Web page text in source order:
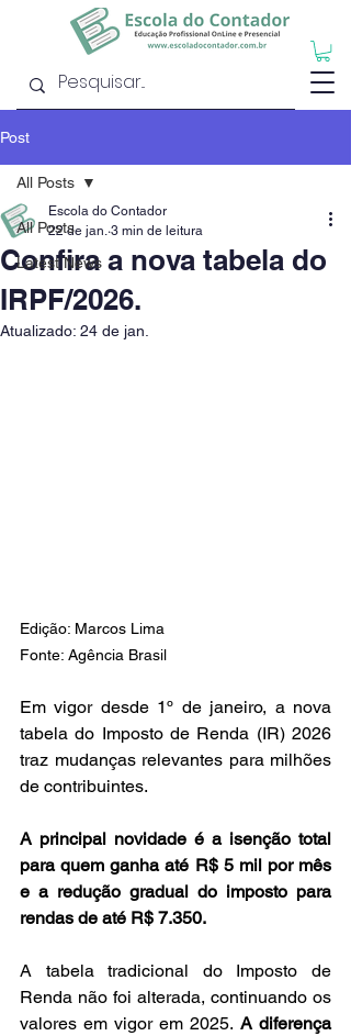
Post
All Posts
Latest News
All Posts
Confira a nova tabela do
IRPF/2026.
Escola do Contador
22 de jan. 3 min de leitura
Atualizado: 24 de jan.
Edição: Marcos Lima
Fonte: Agência Brasil
Em vigor desde 1º de janeiro, a nova
tabela do Imposto de Renda (IR) 2026
traz mudanças relevantes para milhões
de contribuintes.
A principal novidade é a isenção total
para quem ganha até R$ 5 mil por mês
e a redução gradual do imposto para
rendas de até R$ 7.350.
A tabela tradicional do Imposto de
Renda não foi alterada, continuando os
valores em vigor em 2025. A diferença